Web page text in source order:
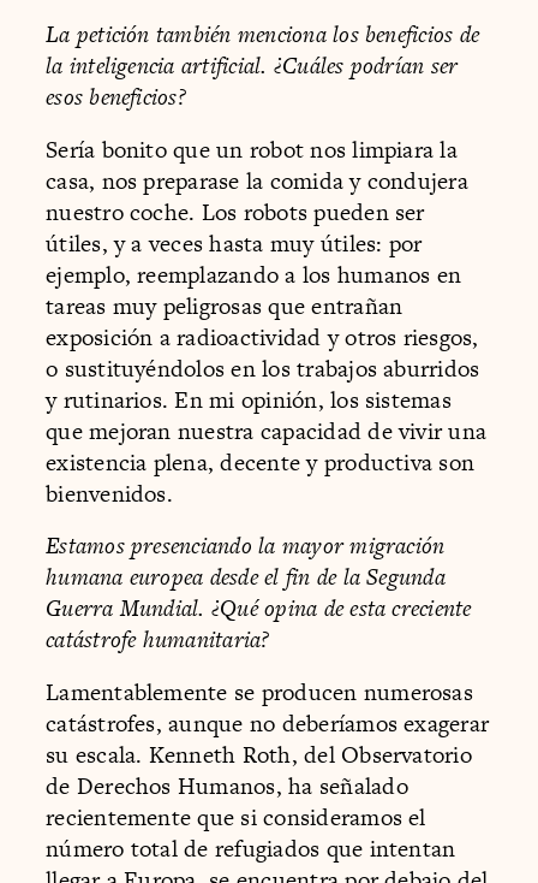
La petición también menciona los beneficios de
la inteligencia artificial. ¿Cuáles podrían ser
esos beneficios?
Sería bonito que un robot nos limpiara la
casa, nos preparase la comida y condujera
nuestro coche. Los robots pueden ser
útiles, y a veces hasta muy útiles: por
ejemplo, reemplazando a los humanos en
tareas muy peligrosas que entrañan
exposición a radioactividad y otros riesgos,
o sustituyéndolos en los trabajos aburridos
y rutinarios. En mi opinión, los sistemas
que mejoran nuestra capacidad de vivir una
existencia plena, decente y productiva son
bienvenidos.
Estamos presenciando la mayor migración
humana europea desde el fin de la Segunda
Guerra Mundial. ¿Qué opina de esta creciente
catástrofe humanitaria?
Lamentablemente se producen numerosas
catástrofes, aunque no deberíamos exagerar
su escala. Kenneth Roth, del Observatorio
de Derechos Humanos, ha señalado
recientemente que si consideramos el
número total de refugiados que intentan